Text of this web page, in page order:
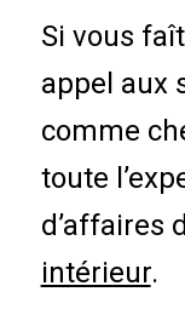
Si vous
appel aux
comme
toute
d’affaires
intérieur.